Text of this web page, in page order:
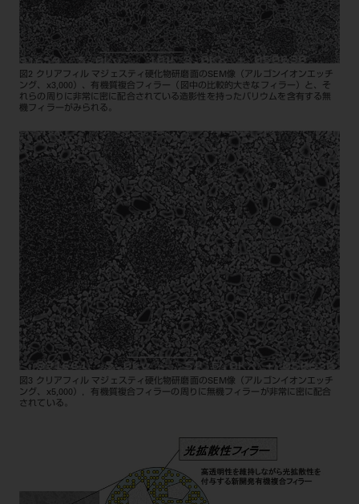
図2 クリアフィル マジェスティ硬化物研磨面のSEM像（アルゴンイオンエッチ
ング、x3,000）、有機質複合フィラー（図中の比較的大きなフィラー）と、そ
れらの周りに非常に密に配合されている造影性を持ったバリウムを含有する無
機フィラーがみられる。
図3 クリアフィル マジェスティ硬化物研磨面のSEM像（アルゴンイオンエッチ
ング、x5,000），有機質複合フィラーの周りに無機フィラーが非常に密に配合
されている。